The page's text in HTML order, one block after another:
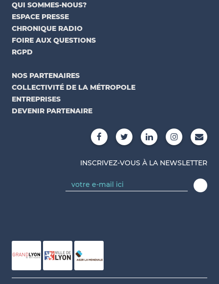
QUI SOMMES-NOUS?
ESPACE PRESSE
CHRONIQUE RADIO
FOIRE AUX QUESTIONS
RGPD
NOS PARTENAIRES
COLLECTIVITÉ DE LA MÉTROPOLE
ENTREPRISES
DEVENIR PARTENAIRE
INSCRIVEZ-VOUS À LA NEWSLETTER